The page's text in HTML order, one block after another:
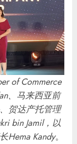
of Commerce
、马来西亚前
贺达产托管理
bin Jamil，以
Hema Kandy。